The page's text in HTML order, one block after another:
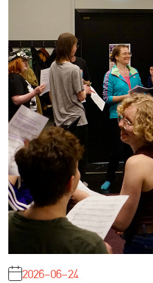
2026-06-24